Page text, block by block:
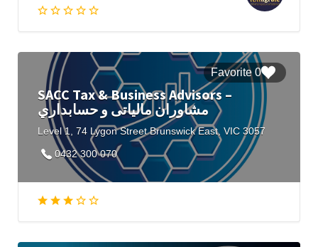
0 Favorite
SACC Tax & Business Advisors –
مشاوران مالیاتی و حسابداري
Level 1, 74 Lygon Street Brunswick East, VIC 3057
0432 300 070